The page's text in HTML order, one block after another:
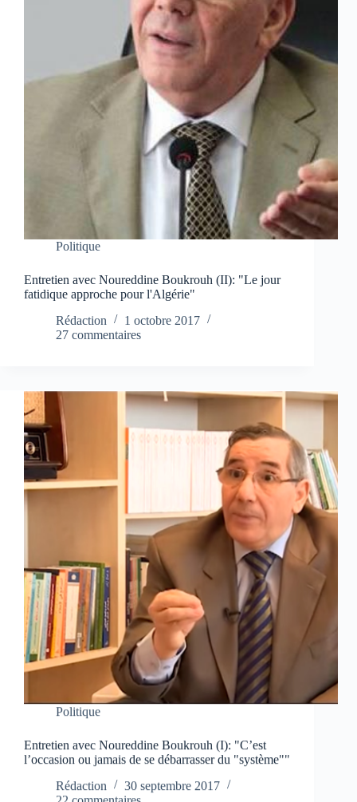
Politique
Entretien avec Noureddine Boukrouh (II): "Le jour
fatidique approche pour l'Algérie"
Rédaction
1 octobre 2017
27 commentaires
Politique
Entretien avec Noureddine Boukrouh (I): "C’est
l’occasion ou jamais de se débarrasser du "système""
Rédaction
30 septembre 2017